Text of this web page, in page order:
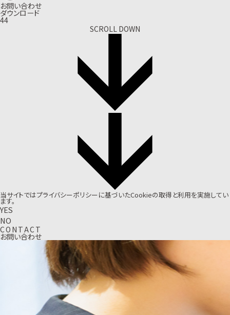
お問い合わせ
ダウンロード
44
SCROLL DOWN
当サイトではプライバシーポリシーに基づいたCookieの取得と利用を実施してい
ます。
YES
NO
CO N TACT
お問い合わせ